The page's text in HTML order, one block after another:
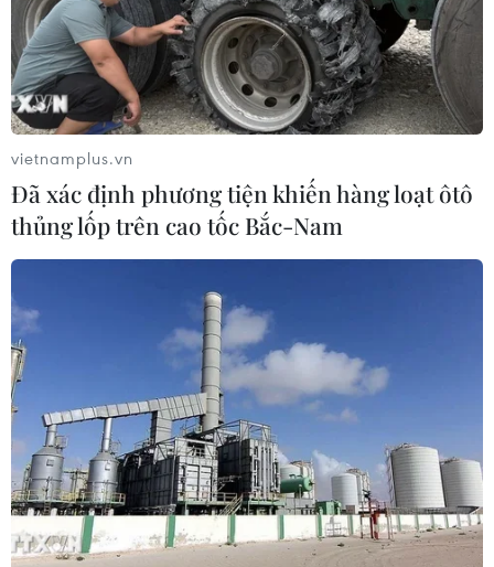
TIN CÙNG CHUYÊN MỤC
Áp thấp nhiệt đới đổi hướng trên
vùng biển phía Đông khu vực vịnh
Bắc Bộ
07/08/2026 23:29
Campuchia nỗ lực bảo tồn động vật
hoang dã trước nguy cơ tuyệt chủng
07/08/2026 22:45
vietnamplus.vn
Đã xác định phương tiện khiến hàng loạt ôtô
thủng lốp trên cao tốc Bắc-Nam